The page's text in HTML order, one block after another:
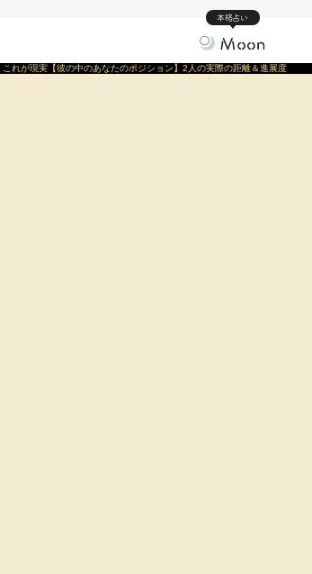
本格占い
これが現実【彼の中のあなたのポジション】2人の実際の距離＆進展度